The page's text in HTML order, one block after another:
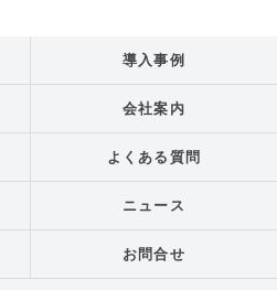
導入事例
会社案内
よくある質問
ニュース
お問合せ